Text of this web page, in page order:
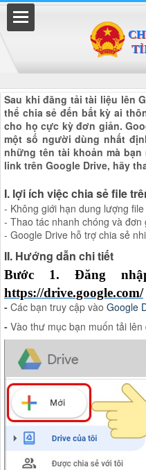
Sau khi đăng tải tài liệu lên
thể chia sẻ đến bất kỳ ai
cho họ cực kỳ đơn giản.
một số người dùng nhất
những tên tài khoản mà
link trên Google Drive, hãy
I. lợi ích việc chia sẻ file
- Không giới hạn dung lượng file
- Thao tác nhanh chóng và đơn
- Google Drive hỗ trợ chia sẻ
II. Hướng dẫn chi tiết
Bước 1. Đăng
https://drive.google.com/
- Các bạn truy cập vào Google
- Vào thư mục bạn muốn tải lên
Đã kết nối EMC